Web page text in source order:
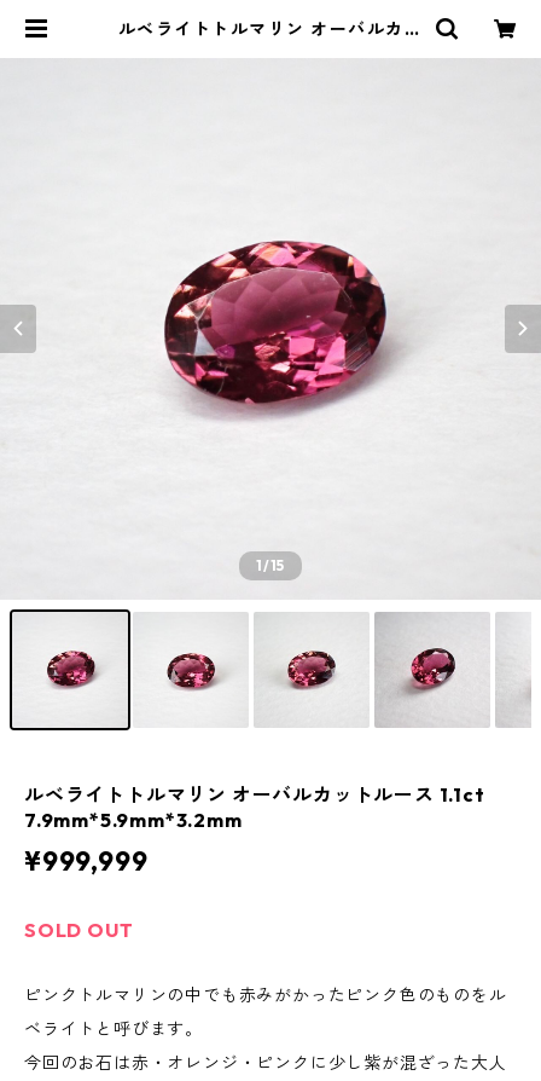
ルベライトトルマリン オーバルカッ
1/15
ルベライトトルマリン オーバルカットルース 1.1ct
7.9mm*5.9mm*3.2mm
¥999,999
SOLD OUT
ピンクトルマリンの中でも赤みがかったピンク色のものをル
ベライトと呼びます。
今回のお石は赤・オレンジ・ピンクに少し紫が混ざった大人